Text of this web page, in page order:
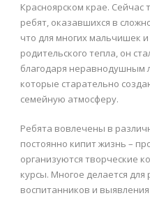
Красноярском крае.
ребят, оказавшихся в
что для многих мальчишек
родительского тепла, он
благодаря неравнодушным
которые старательно
семейную атмосферу.
Ребята вовлечены в
постоянно кипит жизнь –
организуются творческие
курсы. Многое делается
воспитанников и